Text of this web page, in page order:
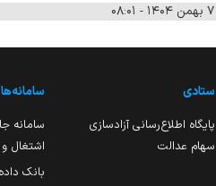
ستادی
پایگاه اطلاع‌رسانی آزادسازی
سهام عدالت
سامانه‌ها
سامانه
اشتغال
بانک